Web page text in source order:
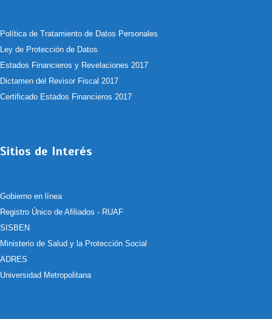
Política de Tratamiento de Datos Personales
Ley de Protección de Datos
Estados Financieros y Revelaciones 2017
Dictamen del Revisor Fiscal 2017
Certificado Estados Financieros 2017
Sitios de Interés
Gobierno en línea
Registro Único de Afiliados - RUAF
SISBEN
Ministerio de Salud y la Protección Social
ADRES
Universidad Metropolitana